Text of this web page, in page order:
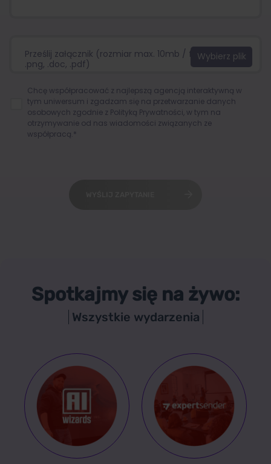
Prześlij załącznik (rozmiar max. 10mb / format:.jpg,
.png, .doc, .pdf)
Chcę współpracować z najlepszą agencją interaktywną w
tym uniwersum i zgadzam się na przetwarzanie danych
osobowych zgodnie z Polityką Prywatności , w tym na
otrzymywanie od nas wiadomości związanych ze
współpracą.*
Spotkajmy się na żywo:
Wszystkie wydarzenia